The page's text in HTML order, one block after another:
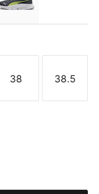
White
Dark Gray
White-Flat Light
Strong Gray-
Maat
38
Maat
38.5